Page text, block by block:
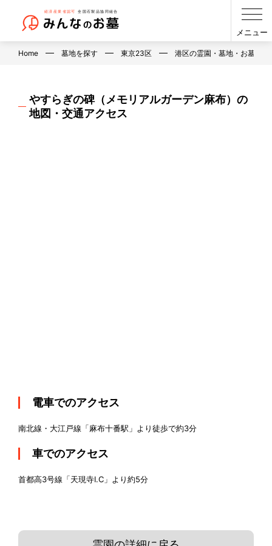
メニュー
Home 墓地を探す 東京23区 港区の霊園・墓地・お墓
やすらぎの碑（メモリアルガーデン麻布）の
地図・交通アクセス
電車でのアクセス
南北線・大江戸線「麻布十番駅」より徒歩で約3分
車でのアクセス
首都高3号線「天現寺I.C」より約5分